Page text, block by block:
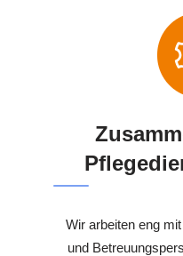
Wir arbeiten eng
und